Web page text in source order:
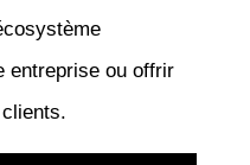
entreprise ou offrir